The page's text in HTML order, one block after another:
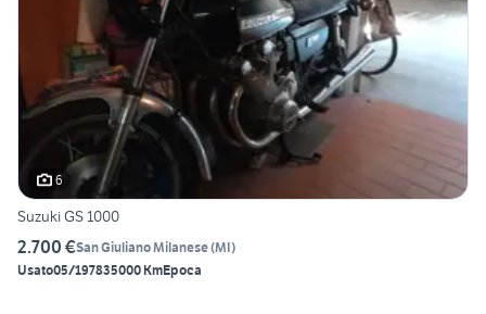
6
Suzuki GS 1000
2.700 €San Giuliano Milanese(MI)
Usato05/197835000 KmEpoca